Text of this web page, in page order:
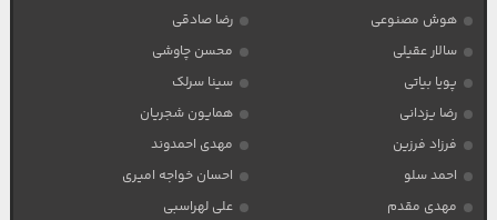
هوش مصنوعی
رضا صادقی
سالار عقیلی
محسن چاوشی
پویا بیاتی
سینا سرلک
رضا یزدانی
همایون شجریان
فرزاد فرزین
مهدی احمدوند
احمد سلو
احسان خواجه امیری
مهدی مقدم
علی لهراسبی